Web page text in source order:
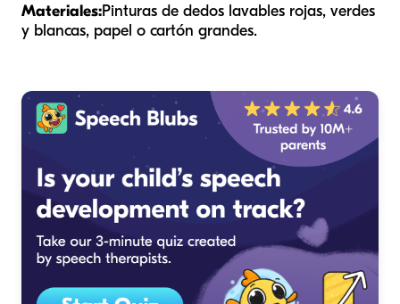
Materiales:Pinturas de dedos lavables rojas, verdes
y blancas, papel o cartón grandes.